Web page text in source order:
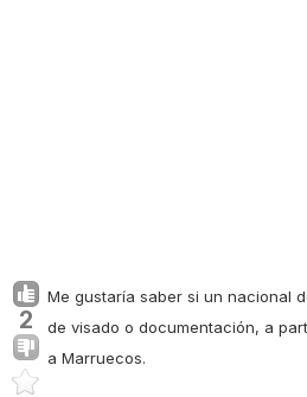
2
Me gustaría saber si un nacional
de visado o documentación, a
a Marruecos.